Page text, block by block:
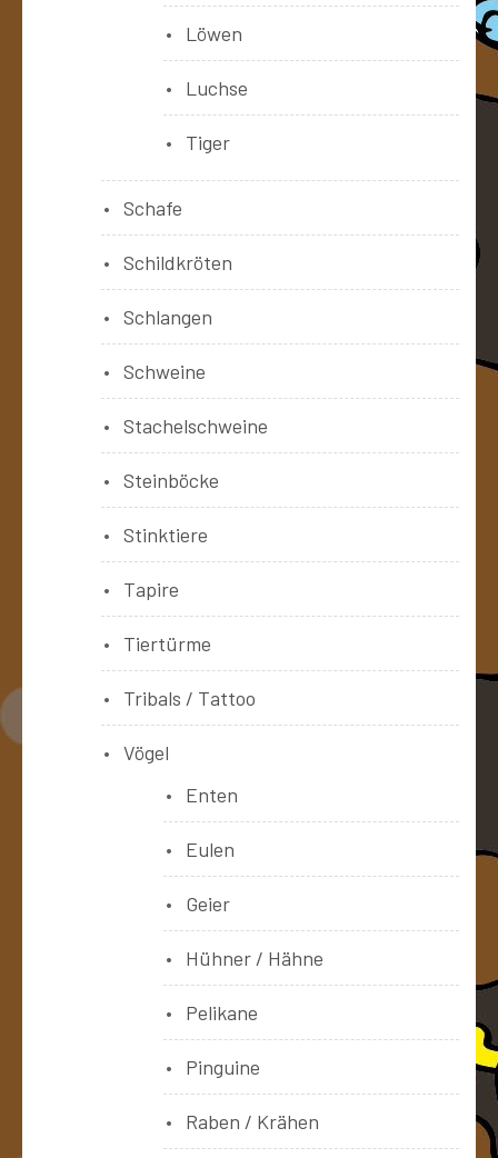
Löwen
Luchse
Tiger
Schafe
Schildkröten
Schlangen
Schweine
Stachelschweine
Steinböcke
Stinktiere
Tapire
Tiertürme
Tribals / Tattoo
Vögel
Enten
Eulen
Geier
Hühner / Hähne
Pelikane
Pinguine
Raben / Krähen